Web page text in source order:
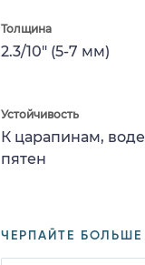
Толщина
2.3/10" (5-7 мм)
Устойчивость
К царапинам,
пятен
ЧЕРПАЙТЕ